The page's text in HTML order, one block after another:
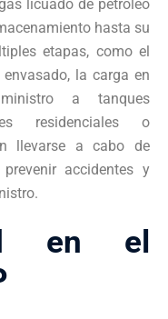
licuado de petróleo
hasta su
etapas, como el
la carga en
a tanques
residenciales o
llevarse a cabo de
accidentes y
en el